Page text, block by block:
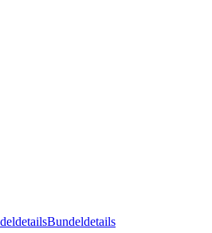
Bundeldetails